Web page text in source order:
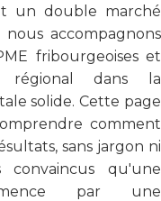
un double marché
accompagnons
fribourgeoises et
régional dans la
solide. Cette page
comment
sans jargon ni
convaincus qu'une
par une